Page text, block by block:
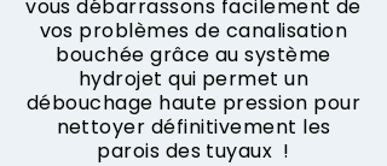
vous débarrassons facilement de
vos problèmes de canalisation
bouchée grâce au système
hydrojet qui permet un
débouchage haute pression pour
nettoyer définitivement les
parois des tuyaux !